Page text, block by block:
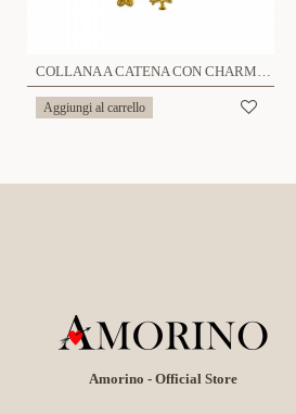
COLLANA A CATENA CON CHARMS - YNK241504A989
Aggiungi al carrello
Amorino - Official Store